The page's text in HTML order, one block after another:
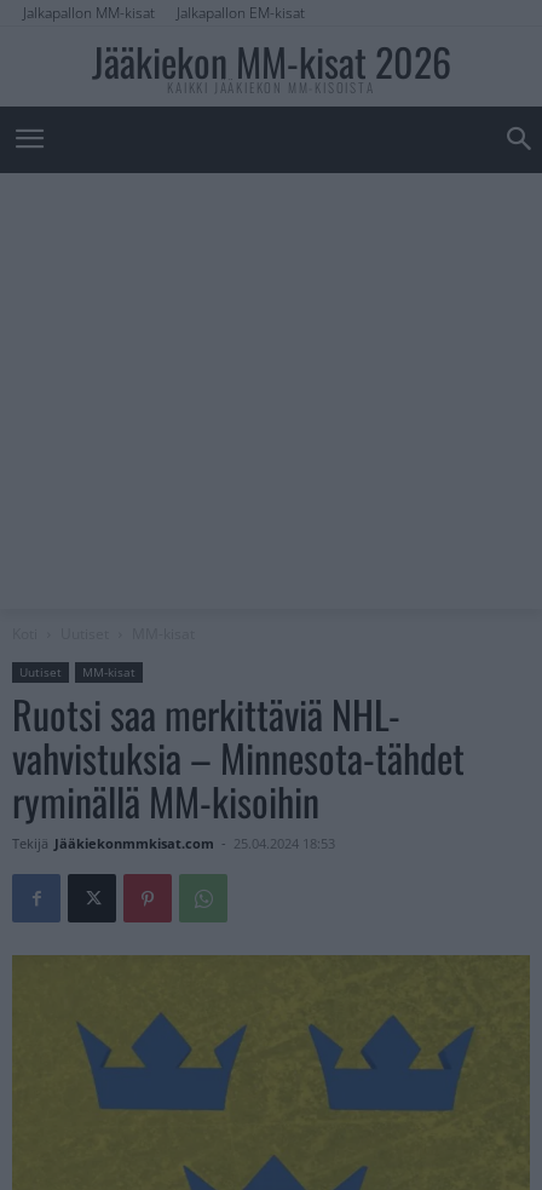
Jalkapallon MM-kisat Jalkapallon EM-kisat
Jääkiekon MM-kisat 2026
KAIKKI JÄÄKIEKON MM-KISOISTA
Uutiset MM-kisat
Ruotsi saa merkittäviä NHL-
vahvistuksia – Minnesota-tähdet
ryminällä MM-kisoihin
Tekijä Jääkiekonmmkisat.com - 25.04.2024 18:53